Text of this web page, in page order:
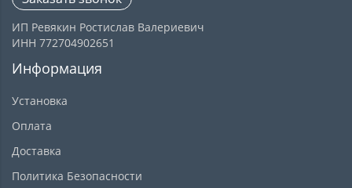
ИП Ревякин Ростислав Валериевич
ИНН 772704902651
Информация
Установка
Оплата
Доставка
Политика Безопасности